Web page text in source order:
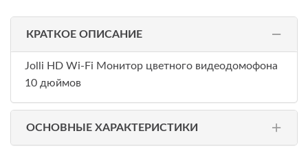
КРАТКОЕ ОПИСАНИЕ
Jolli HD Wi-Fi Монитор цветного видеодомофона
10 дюймов
ОСНОВНЫЕ ХАРАКТЕРИСТИКИ